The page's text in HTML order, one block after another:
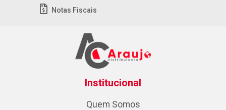
Notas Fiscais
Institucional
Quem Somos